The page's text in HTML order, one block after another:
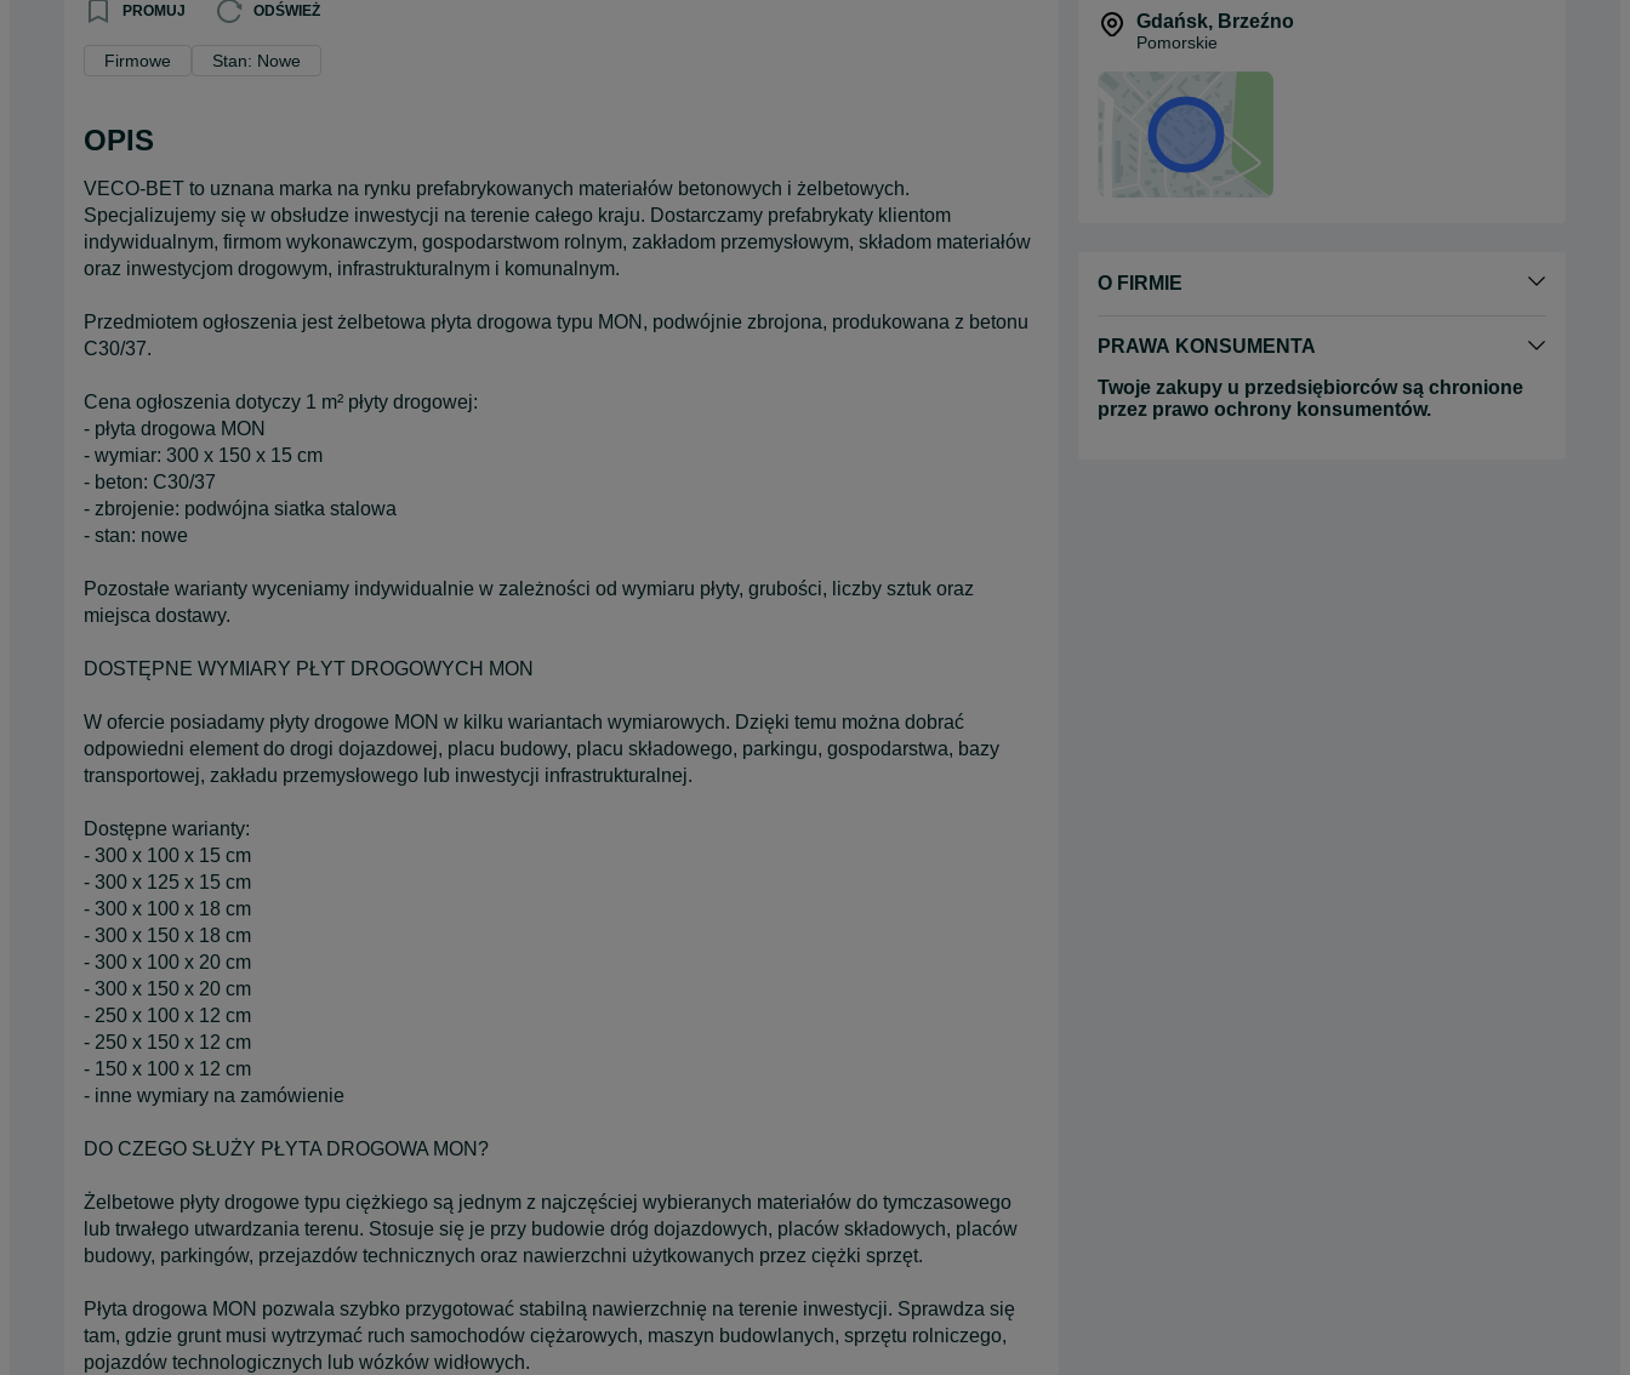
PROMUJ ODŚWIEŻ
Firmowe Stan: Nowe
OPIS
VECO-BET to uznana marka na rynku prefabrykowanych materiałów betonowych i żelbetowych.
Specjalizujemy się w obsłudze inwestycji na terenie całego kraju. Dostarczamy prefabrykaty klientom
indywidualnym, firmom wykonawczym, gospodarstwom rolnym, zakładom przemysłowym, składom materiałów
oraz inwestycjom drogowym, infrastrukturalnym i komunalnym.
Przedmiotem ogłoszenia jest żelbetowa płyta drogowa typu MON, podwójnie zbrojona, produkowana z betonu
C30/37.
Cena ogłoszenia dotyczy 1 m² płyty drogowej:
- płyta drogowa MON
- wymiar: 300 x 150 x 15 cm
- beton: C30/37
- zbrojenie: podwójna siatka stalowa
- stan: nowe
Pozostałe warianty wyceniamy indywidualnie w zależności od wymiaru płyty, grubości, liczby sztuk oraz
miejsca dostawy.
DOSTĘPNE WYMIARY PŁYT DROGOWYCH MON
W ofercie posiadamy płyty drogowe MON w kilku wariantach wymiarowych. Dzięki temu można dobrać
odpowiedni element do drogi dojazdowej, placu budowy, placu składowego, parkingu, gospodarstwa, bazy
transportowej, zakładu przemysłowego lub inwestycji infrastrukturalnej.
Dostępne warianty:
- 300 x 100 x 15 cm
- 300 x 125 x 15 cm
- 300 x 100 x 18 cm
- 300 x 150 x 18 cm
- 300 x 100 x 20 cm
- 300 x 150 x 20 cm
- 250 x 100 x 12 cm
- 250 x 150 x 12 cm
- 150 x 100 x 12 cm
- inne wymiary na zamówienie
DO CZEGO SŁUŻY PŁYTA DROGOWA MON?
Żelbetowe płyty drogowe typu ciężkiego są jednym z najczęściej wybieranych materiałów do tymczasowego
lub trwałego utwardzania terenu. Stosuje się je przy budowie dróg dojazdowych, placów składowych, placów
budowy, parkingów, przejazdów technicznych oraz nawierzchni użytkowanych przez ciężki sprzęt.
Płyta drogowa MON pozwala szybko przygotować stabilną nawierzchnię na terenie inwestycji. Sprawdza się
tam, gdzie grunt musi wytrzymać ruch samochodów ciężarowych, maszyn budowlanych, sprzętu rolniczego,
pojazdów technologicznych lub wózków widłowych.
Gdańsk, Brzeźno
Pomorskie
O FIRMIE
PRAWA KONSUMENTA
Twoje zakupy u przedsiębiorców są chronione
przez prawo ochrony konsumentów.